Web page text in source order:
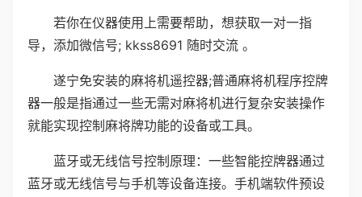
若你在仪器使用上需要帮助，想获取一对一指
导，添加微信号; kkss8691 随时交流 。
遂宁免安装的麻将机遥控器;普通麻将机程序控牌
器一般是指通过一些无需对麻将机进行复杂安装操作
就能实现控制麻将牌功能的设备或工具。
蓝牙或无线信号控制原理：一些智能控牌器通过
蓝牙或无线信号与手机等设备连接。手机端软件预设